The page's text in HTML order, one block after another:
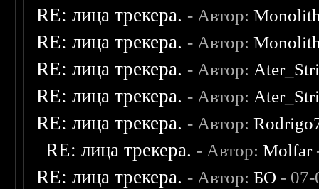
RE: лица трекера. - Автор:
RE: лица трекера. - Автор:
RE: лица трекера. - Автор:
RE: лица трекера. - Автор:
RE: лица трекера. - Автор:
RE: лица трекера. - Автор:Molfar
RE: лица трекера. - Автор: БО -